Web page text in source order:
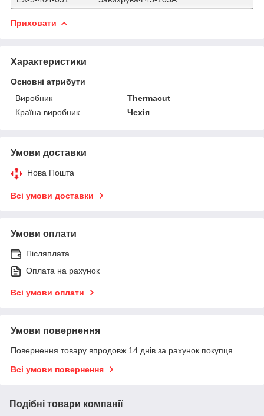
Приховати
Характеристики
Основні атрибути
Виробник
Thermacut
Країна виробник
Чехія
Умови доставки
Нова Пошта
Всі умови доставки
Умови оплати
Післяплата
Оплата на рахунок
Всі умови оплати
Умови повернення
Повернення товару впродовж 14 днів за рахунок покупця
Всі умови повернення
Подібні товари компанії